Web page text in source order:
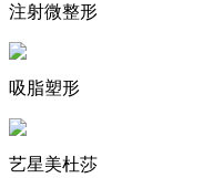
注射微整形
吸脂塑形
艺星美杜莎